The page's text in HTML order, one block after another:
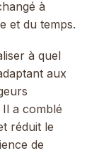
à
et du temps.
à quel
aux
a comblé
réduit le
de